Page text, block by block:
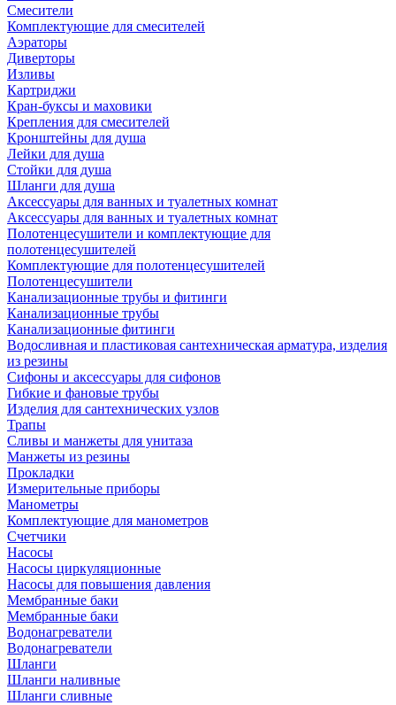
Смесители
Комплектующие для смесителей
Аэраторы
Диверторы
Изливы
Картриджи
Кран-буксы и маховики
Крепления для смесителей
Кронштейны для душа
Лейки для душа
Стойки для душа
Шланги для душа
Аксессуары для ванных и туалетных комнат
Аксессуары для ванных и туалетных комнат
Полотенцесушители и комплектующие для
полотенцесушителей
Комплектующие для полотенцесушителей
Полотенцесушители
Канализационные трубы и фитинги
Канализационные трубы
Канализационные фитинги
Водосливная и пластиковая сантехническая арматура, изделия
из резины
Сифоны и аксессуары для сифонов
Гибкие и фановые трубы
Изделия для сантехнических узлов
Трапы
Сливы и манжеты для унитаза
Манжеты из резины
Прокладки
Измерительные приборы
Манометры
Комплектующие для манометров
Счетчики
Насосы
Насосы циркуляционные
Насосы для повышения давления
Мембранные баки
Мембранные баки
Водонагреватели
Водонагреватели
Шланги
Шланги наливные
Шланги сливные